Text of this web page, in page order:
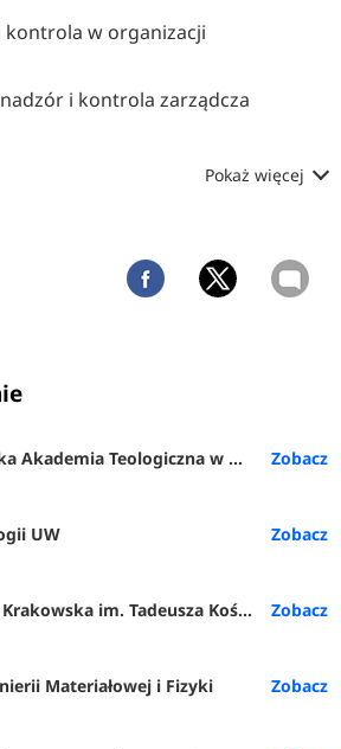
w organizacji
i kontrola zarządcza
Pokaż więcej
Teologiczna w Warszawie
UW
im. Tadeusza Kościuszki
Materiałowej i Fizyki